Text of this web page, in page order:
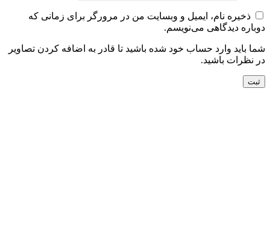
ذخیره نام، ایمیل و وبسایت من در مرورگر برای زمانی که
دوباره دیدگاهی می‌نویسم.
شما باید وارد حساب خود شده باشید تا قادر به اضافه کردن تصاویر
در نظرات باشید.